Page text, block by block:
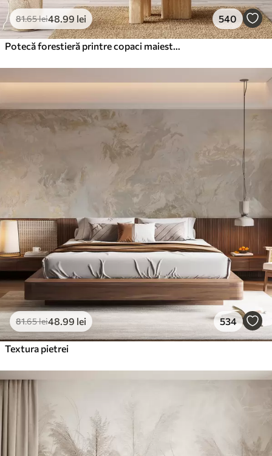
81.65lei48 .99 lei 540
81.65lei48 .99 lei 534
Textura pietrei